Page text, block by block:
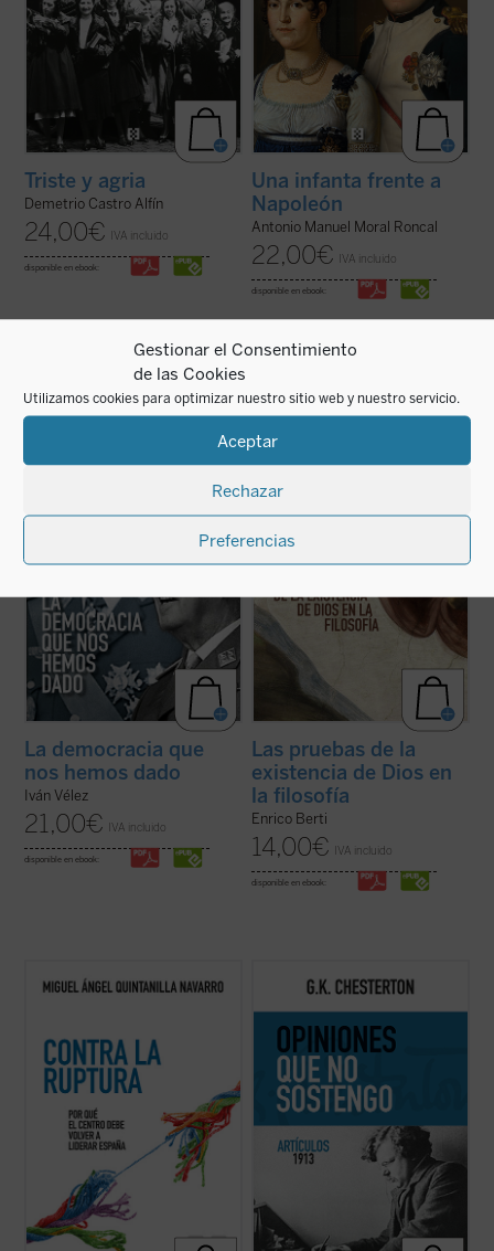
Gestionar el Consentimiento
de las Cookies
Utilizamos cookies para optimizar nuestro sitio web y nuestro servicio.
Aceptar
Rechazar
Preferencias
Triste y agria
Demetrio Castro Alfín
24,00€ IVA incluido
disponible en ebook:
Una infanta frente a
Napoleón
Antonio Manuel Moral Roncal
22,00€ IVA incluido
disponible en ebook:
Sin identificar acríticamente nación y
resultado es una reflexión lúcida y
La democracia que
nos hemos dado
Iván Vélez
21,00€ IVA incluido
disponible en ebook:
Berti recorre el camino que va desde
contemporáneos, reconstruyendo los
elaborado a lo largo de siglos. El resultado
prejuicios, ...
Las pruebas de la
existencia de Dios en
la filosofía
Enrico Berti
14,00€ IVA incluido
disponible en ebook:
Este libro describe, con claridad y precisión
analítica, la trayectoria del sistema político
izquierda, de ...
(ver ficha)
Esta publicación contiene artículos
dedicados a temas habituales como la
implicación en casos de corrupción del
gobierno británico marcó una diferencia en
(ver ficha)